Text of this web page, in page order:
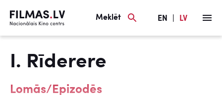
Meklēt EN LV
I. Rīderere
Lomās/Epizodēs